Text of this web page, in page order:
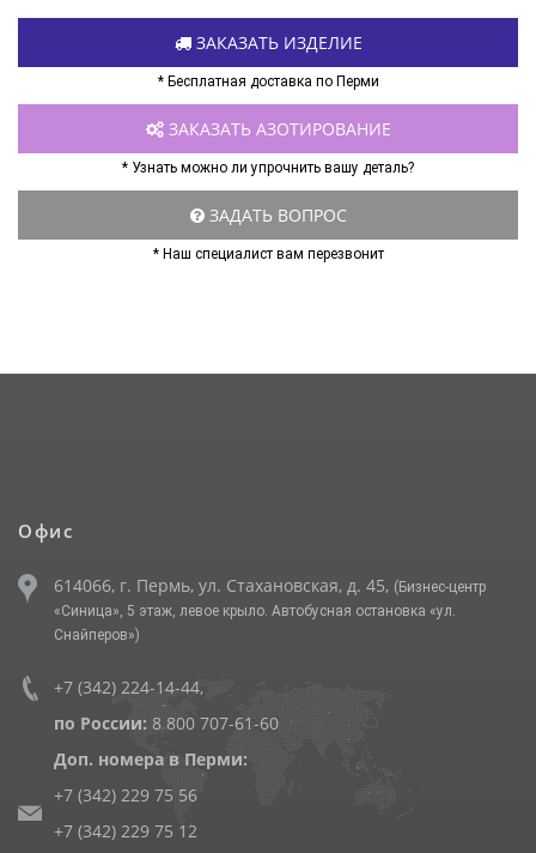
ЗАКАЗАТЬ ИЗДЕЛИЕ
* Бесплатная доставка по Перми
ЗАКАЗАТЬ АЗОТИРОВАНИЕ
* Узнать можно ли упрочнить вашу деталь?
ЗАДАТЬ ВОПРОС
* Наш специалист вам перезвонит
Офис
614066, г. Пермь, ул. Стахановская, д. 45, (Бизнес-центр
«Синица», 5 этаж, левое крыло. Автобусная остановка «ул.
Снайперов»)
+7 (342) 224-14-44,
по России: 8 800 707-61-60
Доп. номера в Перми:
+7 (342) 229 75 56
+7 (342) 229 75 12